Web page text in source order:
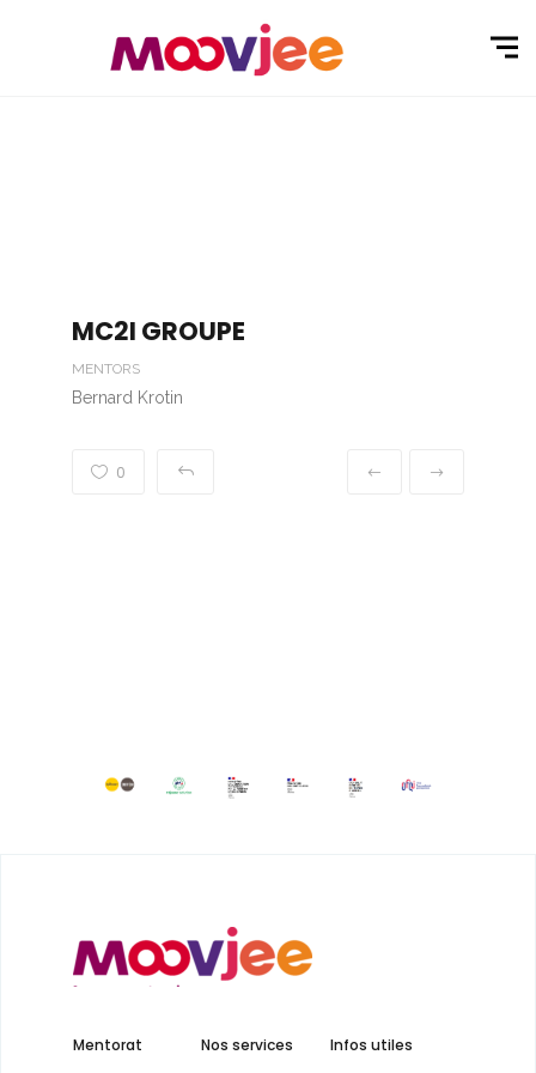
MC2I GROUPE
MENTORS
Bernard Krotin
0
Mentorat Nos services Infos utiles